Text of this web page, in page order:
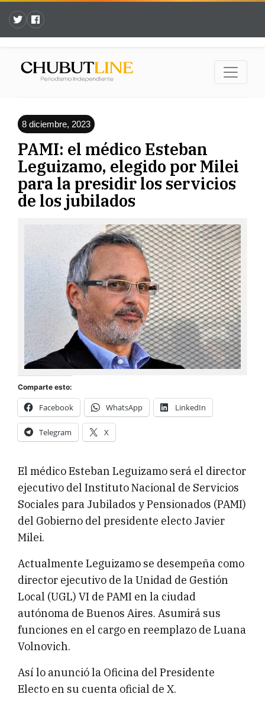
8 diciembre, 2023
PAMI: el médico Esteban
Leguizamo, elegido por Milei
para la presidir los servicios
de los jubilados
Comparte esto:
Facebook WhatsApp LinkedIn
Telegram X
El médico Esteban Leguizamo será el director
ejecutivo del Instituto Nacional de Servicios
Sociales para Jubilados y Pensionados (PAMI)
del Gobierno del presidente electo Javier
Milei.
Actualmente Leguizamo se desempeña como
director ejecutivo de la Unidad de Gestión
Local (UGL) VI de PAMI en la ciudad
autónoma de Buenos Aires. Asumirá sus
funciones en el cargo en reemplazo de Luana
Volnovich.
Así lo anunció la Oficina del Presidente
Electo en su cuenta oficial de X.